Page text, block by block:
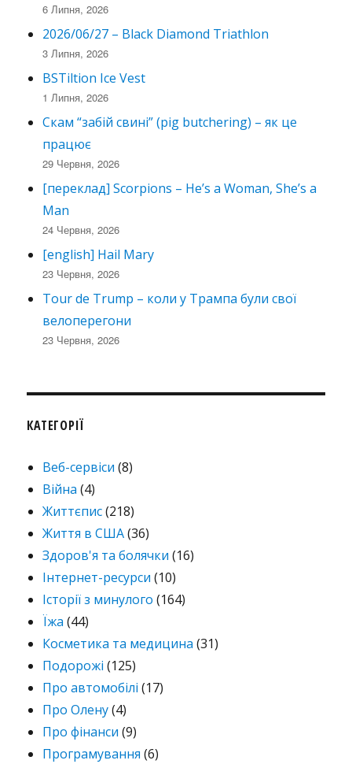
6 Липня, 2026
2026/06/27 – Black Diamond Triathlon
3 Липня, 2026
BSTiltion Ice Vest
1 Липня, 2026
Скам “забій свині” (pig butchering) – як це
працює
29 Червня, 2026
[переклад] Scorpions – He’s a Woman, She’s a
Man
24 Червня, 2026
[english] Hail Mary
23 Червня, 2026
Tour de Trump – коли у Трампа були свої
велоперегони
23 Червня, 2026
КАТЕГОРІЇ
Веб-сервіси (8)
Війна (4)
Життєпис(218)
Життя в США(36)
Здоров'я та болячки (16)
Інтернет-ресурси (10)
Історії з минулого (164)
Їжа (44)
Косметика та медицина (31)
Подорожі (125)
Про автомобілі (17)
Про Олену(4)
Про фінанси (9)
Програмування (6)